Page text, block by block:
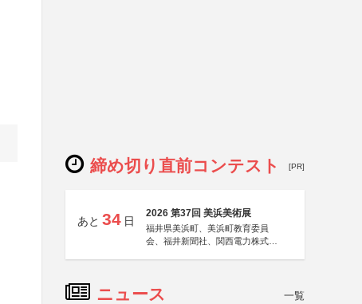
締め切り直前コンテスト [PR]
あと 34 日
2026 第37回 美浜美術展
福井県美浜町、美浜町教育委員
会、福井新聞社、関西電力株式会
ニュース 一覧